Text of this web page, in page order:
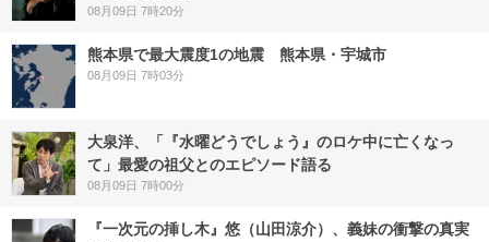
08月09日 7時20分
熊本県で最大震度1の地震 熊本県・宇城市
08月09日 7時03分
大泉洋、「『水曜どうでしょう』のロケ中に亡くなっ
て」最愛の祖父とのエピソード語る
08月09日 7時00分
『一次元の挿し木』悠（山田涼介）、義妹の衝撃の真実